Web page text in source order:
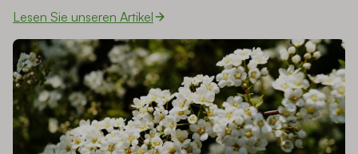
Lesen Sie unseren Artikel